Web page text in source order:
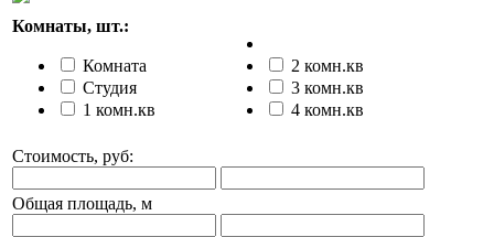
Комнаты, шт.:
Комната
Студия
1 комн.кв
2 комн.кв
3 комн.кв
4 комн.кв
Стоимость, руб:
Общая площадь, м